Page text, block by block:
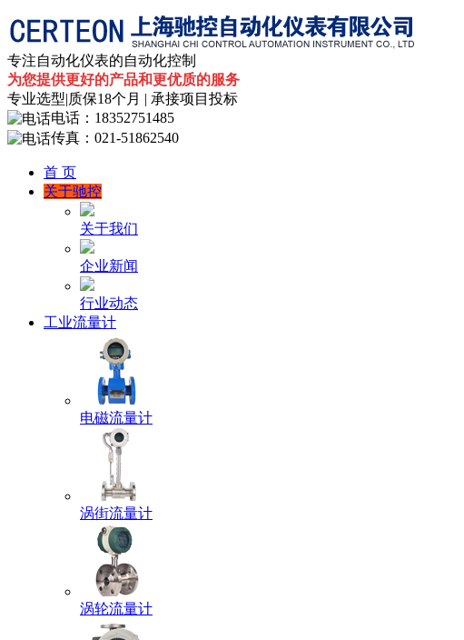
专注自动化仪表的自动化控制
为您提供更好的产品和更优质的服务
专业选型|质保18个月 | 承接项目投标
电话： 18352751485
传真： 021-51862540
首 页
关于驰控
关于我们
企业新闻
行业动态
工业流量计
电磁流量计
涡街流量计
涡轮流量计